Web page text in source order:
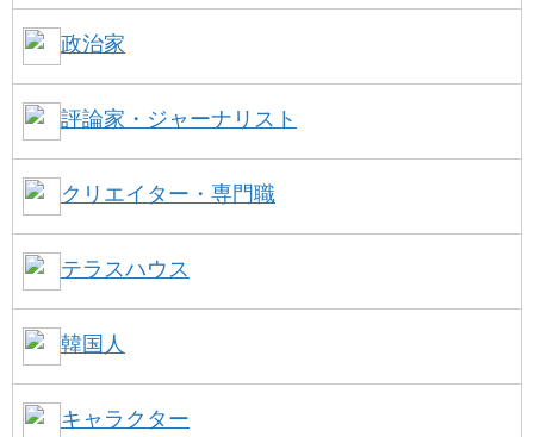
政治家
評論家・ジャーナリスト
クリエイター・専門職
テラスハウス
韓国人
キャラクター